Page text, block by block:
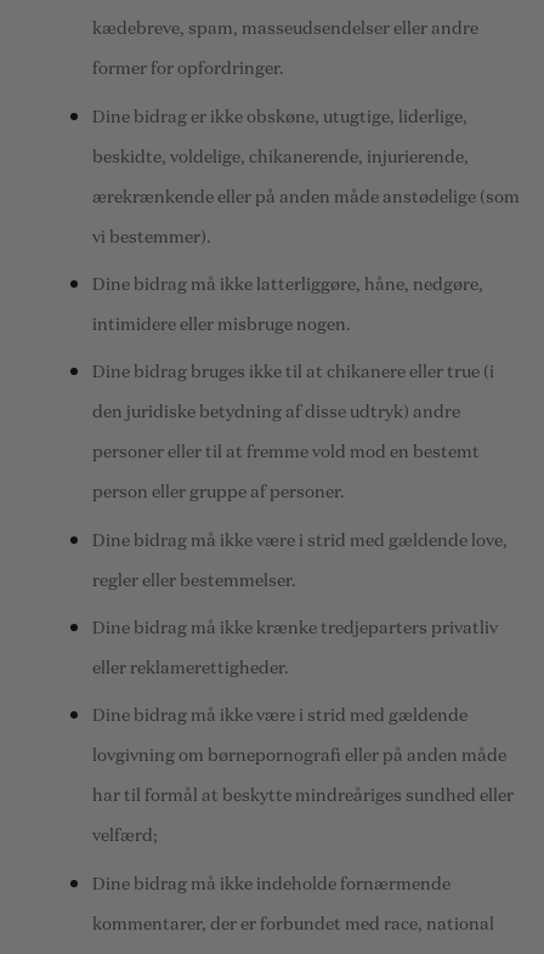
kædebreve, spam, masseudsendelser eller andre
former for opfordringer.
Dine bidrag er ikke obskøne, utugtige, liderlige,
beskidte, voldelige, chikanerende, injurierende,
ærekrænkende eller på anden måde anstødelige (som
vi bestemmer).
Dine bidrag må ikke latterliggøre, håne, nedgøre,
intimidere eller misbruge nogen.
Dine bidrag bruges ikke til at chikanere eller true (i
den juridiske betydning af disse udtryk) andre
personer eller til at fremme vold mod en bestemt
person eller gruppe af personer.
Dine bidrag må ikke være i strid med gældende love,
regler eller bestemmelser.
Dine bidrag må ikke krænke tredjeparters privatliv
eller reklamerettigheder.
Dine bidrag må ikke være i strid med gældende
lovgivning om børnepornografi eller på anden måde
har til formål at beskytte mindreåriges sundhed eller
velfærd;
Dine bidrag må ikke indeholde fornærmende
kommentarer, der er forbundet med race, national